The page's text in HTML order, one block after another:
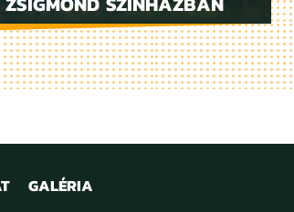
GALÉRIA